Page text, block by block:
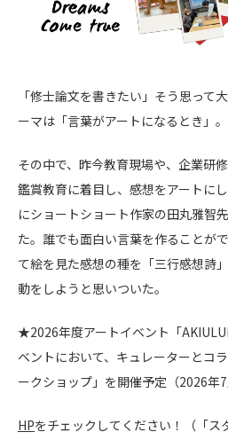
「修士論文を書きたい」そう思って
ーマは「言葉がアートになるとき」。
その中で、昨今教育現場や、企業研
鑑賞教育に着目し、感想をアートに
にショートショート作家の田丸雅智
た。誰でも面白い言葉を作ることが
て絵を見た感想の種を「三行感想詩
動をしようと思いついた。
★2026年度アートイベント「
ベントにおいて、キュレーターとコ
ークショップ」を開催予定（2026年7
HPをチェックしてください！（「ス